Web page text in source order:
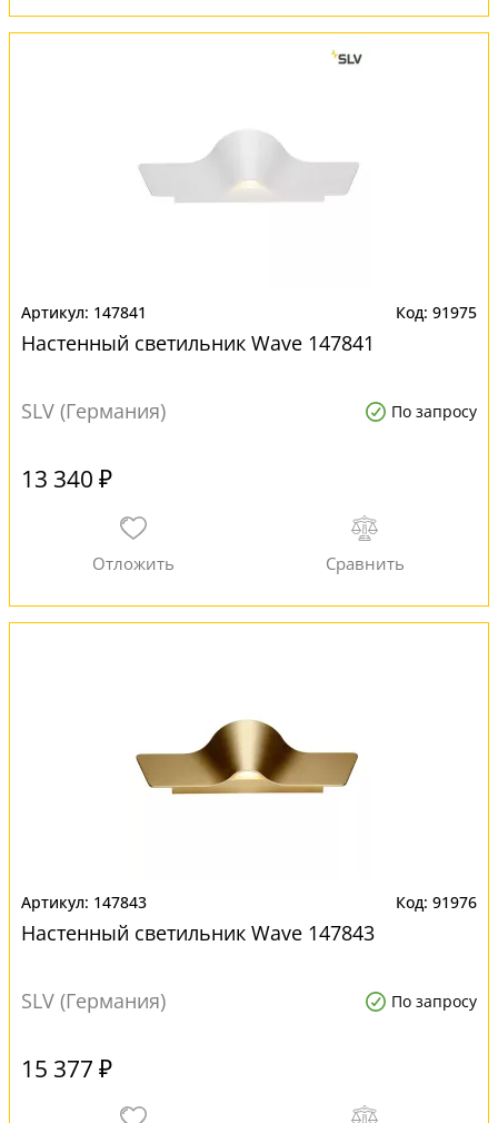
147841 91975
Настенный светильник Wave 147841
SLV (Германия) По запросу
13 340 ₽
147843 91976
Настенный светильник Wave 147843
SLV (Германия) По запросу
15 377 ₽